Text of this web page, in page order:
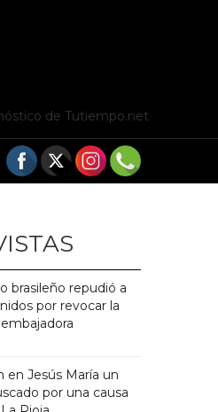
de Tutiempo.net
brasileño repudió a
por revocar la
en Jesús María un
por una causa